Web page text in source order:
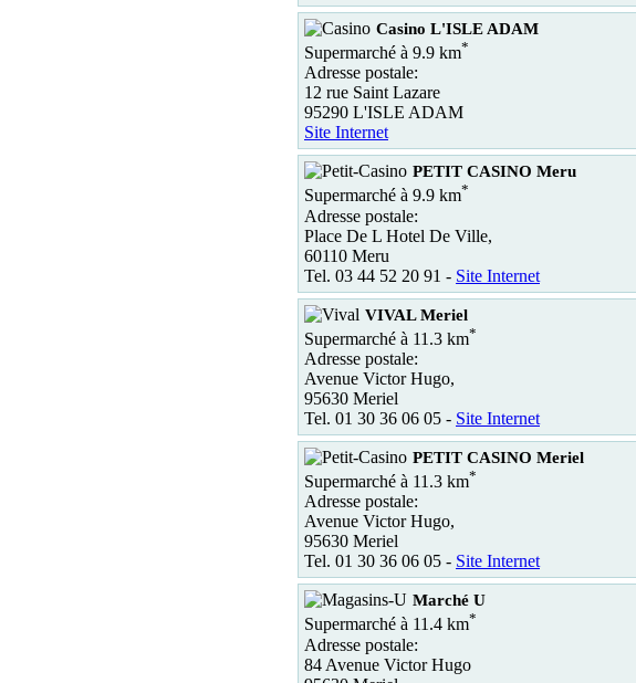
Casino L'ISLE ADAM
Supermarché à 9.9 km*
Adresse postale:
12 rue Saint Lazare
95290 L'ISLE ADAM
Site Internet
PETIT CASINO Meru
Supermarché à 9.9 km*
Adresse postale:
Place De L Hotel De Ville,
60110 Meru
Tel. 03 44 52 20 91 - Site Internet
VIVAL Meriel
Supermarché à 11.3 km*
Adresse postale:
Avenue Victor Hugo,
95630 Meriel
Tel. 01 30 36 06 05 - Site Internet
PETIT CASINO Meriel
Supermarché à 11.3 km*
Adresse postale:
Avenue Victor Hugo,
95630 Meriel
Tel. 01 30 36 06 05 - Site Internet
Marché U
Supermarché à 11.4 km*
Adresse postale:
84 Avenue Victor Hugo